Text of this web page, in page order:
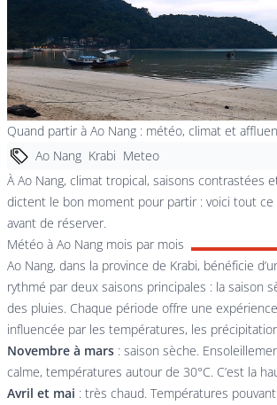
Quand partir à Ao Nang : météo, climat et
Ao Nang Krabi Meteo
À Ao Nang, climat tropical, saisons contrastées
dictent le bon moment pour partir : voici tout ce
avant de réserver.
Météo à Ao Nang mois par mois
Ao Nang, dans la province de Krabi, bénéficie
rythmé par deux saisons principales : la saison
des pluies. Chaque période offre une
influencée par les températures, les
Novembre à mars : saison sèche.
calme, températures autour de 30°C. C’est la
Avril et mai : très chaud. Températures